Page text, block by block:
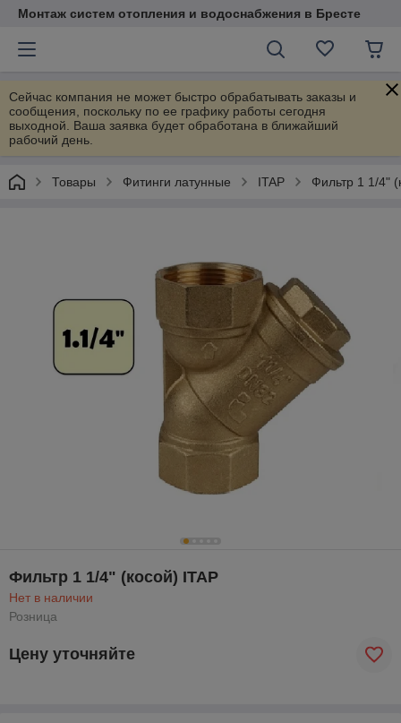
Монтаж систем отопления и водоснабжения в Бресте
Сейчас компания не может быстро обрабатывать заказы и
сообщения, поскольку по ее графику работы сегодня
выходной. Ваша заявка будет обработана в ближайший
рабочий день.
Товары Фитинги латунные ITAP Фильтр 1 1/4"
Фильтр 1 1/4" (косой) ITAP
Нет в наличии
Розница
Цену уточняйте